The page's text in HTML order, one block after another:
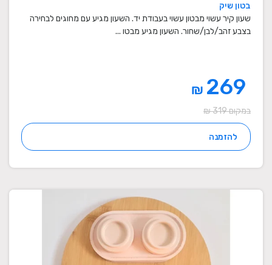
בטון שיק
שעון קיר עשוי מבטון עשוי בעבודת יד. השעון מגיע עם מחוגים לבחירה
בצבע זהב/לבן/שחור. השעון מגיע מבטו ...
₪
במקום 319 ₪
להזמנה